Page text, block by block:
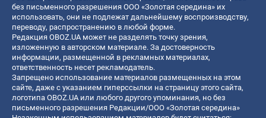
без письменного разрешения ООО «Золотая середина» их
использовать, они не подлежат дальнейшему воспроизводству,
переводу, распространению в любой форме.
Редакция OBOZ.UA может не разделять точку зрения,
изложенную в авторском материале. За достоверность
информации, размещенной в рекламных материалах,
ответственность несет рекламодатель.
Запрещено использование материалов размещенных на этом
сайте, даже с указанием гиперссылки на страницу этого сайта,
логотипа OBOZ.UA или любого другого упоминания, но без
письменного разрешения Редакции/ООО «Золотая середина»